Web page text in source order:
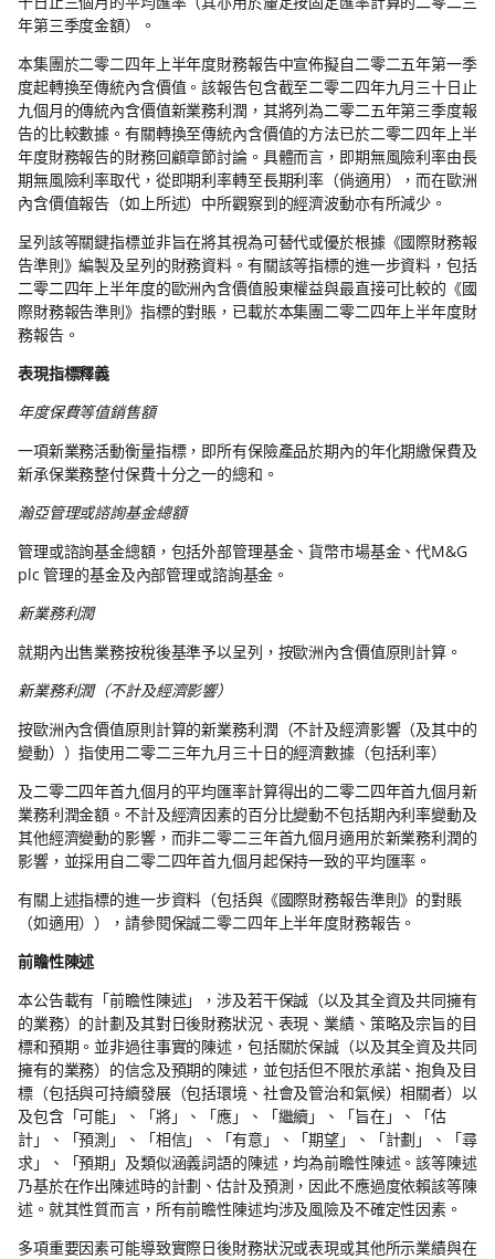
年第三季度金額）。
本集團於二零二四年上半年度財務報告中宣佈擬自二零二五年第一季
度起轉換至傳統內含價值。該報告包含截至二零二四年九月三十日止
九個月的傳統內含價值新業務利潤，其將列為二零二五年第三季度報
告的比較數據。有關轉換至傳統內含價值的方法已於二零二四年上半
年度財務報告的財務回顧章節討論。具體而言，即期無風險利率由長
期無風險利率取代，從即期利率轉至長期利率（倘適用），而在歐洲
內含價值報告（如上所述）中所觀察到的經濟波動亦有所減少。
呈列該等關鍵指標並非旨在將其視為可替代或優於根據《國際財務報
告準則》編製及呈列的財務資料。有關該等指標的進一步資料，包括
二零二四年上半年度的歐洲內含價值股東權益與最直接可比較的《國
際財務報告準則》指標的對賬，已載於本集團二零二四年上半年度財
務報告。
表現指標釋義
年度保費等值銷售額
一項新業務活動衡量指標，即所有保險產品於期內的年化期繳保費及
新承保業務整付保費十分之一的總和。
瀚亞管理或諮詢基金總額
管理或諮詢基金總額，包括外部管理基金、貨幣市場基金、代M&G
plc 管理的基金及內部管理或諮詢基金。
新業務利潤
就期內出售業務按稅後基準予以呈列，按歐洲內含價值原則計算。
新業務利潤（不計及經濟影響）
按歐洲內含價值原則計算的新業務利潤（不計及經濟影響（及其中的
變動））指使用二零二三年九月三十日的經濟數據（包括利率）
及二零二四年首九個月的平均匯率計算得出的二零二四年首九個月新
業務利潤金額。不計及經濟因素的百分比變動不包括期內利率變動及
其他經濟變動的影響，而非二零二三年首九個月適用於新業務利潤的
影響，並採用自二零二四年首九個月起保持一致的平均匯率。
有關上述指標的進一步資料（包括與《國際財務報告準則》的對賬
（如適用）），請參閱保誠二零二四年上半年度財務報告。
前瞻性陳述
本公告載有「前瞻性陳述」，涉及若干保誠（以及其全資及共同擁有
的業務）的計劃及其對日後財務狀況、表現、業績、策略及宗旨的目
標和預期。並非過往事實的陳述，包括關於保誠（以及其全資及共同
擁有的業務）的信念及預期的陳述，並包括但不限於承諾、抱負及目
標（包括與可持續發展（包括環境、社會及管治和氣候）相關者）以
及包含「可能」、「將」、「應」、「繼續」、「旨在」、「估
計」、「預測」、「相信」、「有意」、「期望」、「計劃」、「尋
求」、「預期」及類似涵義詞語的陳述，均為前瞻性陳述。該等陳述
乃基於在作出陳述時的計劃、估計及預測，因此不應過度依賴該等陳
述。就其性質而言，所有前瞻性陳述均涉及風險及不確定性因素。
多項重要因素可能導致實際日後財務狀況或表現或其他所示業績與在